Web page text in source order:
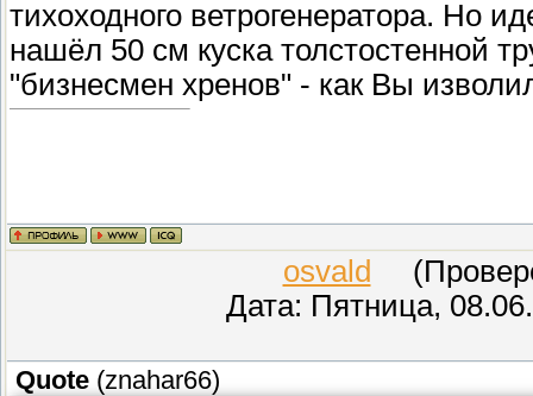
тихоходного ветрогенератора. Но
нашёл 50 см куска толстостенной
"бизнесмен хренов" - как Вы
osvald
Дата: Пятница,
Quote (znahar66)